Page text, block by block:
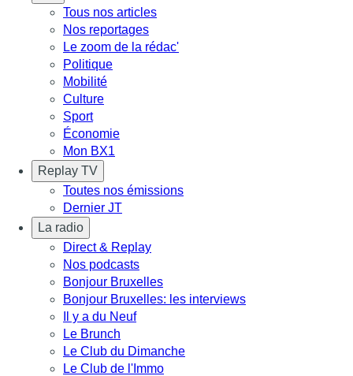
Tous nos articles
Nos reportages
Le zoom de la rédac'
Politique
Mobilité
Culture
Sport
Économie
Mon BX1
Replay TV
Toutes nos émissions
Dernier JT
La radio
Direct & Replay
Nos podcasts
Bonjour Bruxelles
Bonjour Bruxelles: les interviews
Il y a du Neuf
Le Brunch
Le Club du Dimanche
Le Club de l'Immo